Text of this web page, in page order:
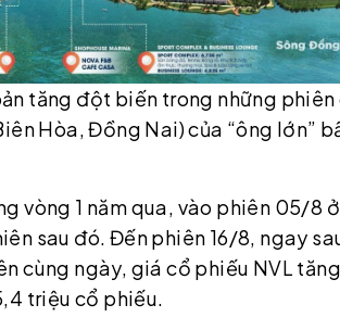
tăng đột biến trong những
Hòa, Đồng Nai) của “ông lớn”
vòng 1 năm qua, vào phiên 05/8
sau đó. Đến phiên 16/8, ngay
cùng ngày, giá cổ phiếu NVL
triệu cổ phiếu.